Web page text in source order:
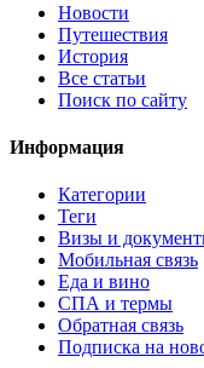
Новости
Путешествия
История
Все статьи
Поиск по сайту
Информация
Категории
Теги
Визы и
Мобильная связь
Еда и вино
СПА и термы
Обратная связь
Подписка на